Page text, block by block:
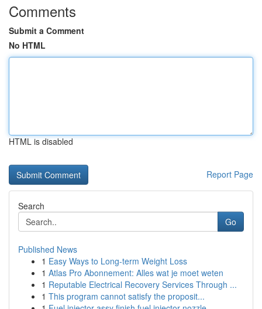
Comments
Submit a Comment
No HTML
HTML is disabled
Report Page
Search
Go
Published News
1 Easy Ways to Long-term Weight Loss
1 Atlas Pro Abonnement: Alles wat je moet weten
1 Reputable Electrical Recovery Services Through ...
1 This program cannot satisfy the proposit...